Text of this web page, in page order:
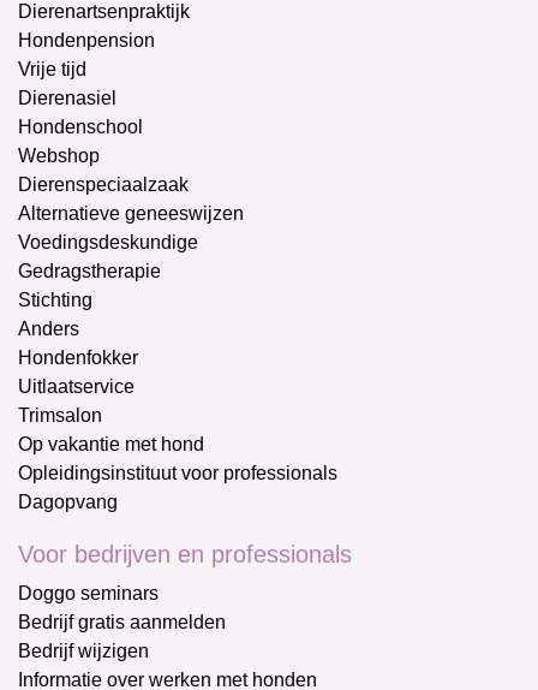
Dierenartsenpraktijk
Hondenpension
Vrije tijd
Dierenasiel
Hondenschool
Webshop
Dierenspeciaalzaak
Alternatieve geneeswijzen
Voedingsdeskundige
Gedragstherapie
Stichting
Anders
Hondenfokker
Uitlaatservice
Trimsalon
Op vakantie met hond
Opleidingsinstituut voor professionals
Dagopvang
Voor bedrijven en professionals
Doggo seminars
Bedrijf gratis aanmelden
Bedrijf wijzigen
Informatie over werken met honden